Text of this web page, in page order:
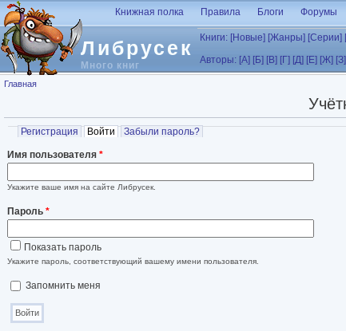
Перейти к основному содержанию
Либрусек
Много книг
Книжная полка Правила Блоги Форумы
Книги: [Новые] [Жанры] [Серии]
Авторы: [А] [Б] [В] [Г] [Д] [Е] [Ж] [З]
Вы здесь
Главная
Главные вкладки
Регистрация Войти (активная вкладка)
Забыли пароль?
Имя пользователя *
Укажите ваше имя на сайте Либрусек.
Пароль *
Показать пароль
Укажите пароль, соответствующий вашему имени пользователя.
Запомнить меня